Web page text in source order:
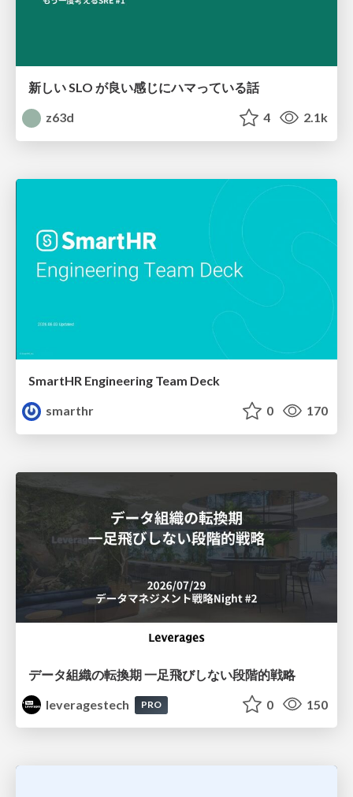
新しい SLO が良い感じにハマっている話
z63d
4 2.1k
SmartHR Engineering Team Deck
smarthr
0 170
データ組織の転換期 一足飛びしない段階的戦略
leveragestech
PRO 0 150